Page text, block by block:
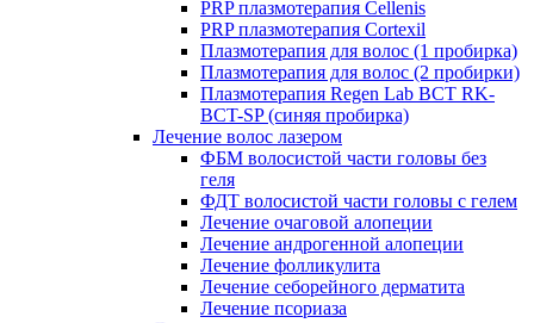
PRP плазмотерапия Cellenis
PRP плазмотерапия Cortexil
Плазмотерапия для волос (1 пробирка)
Плазмотерапия для волос (2 пробирки)
Плазмотерапия Regen Lab BCT RK-
BCT-SP (синяя пробирка)
Лечение волос лазером
ФБМ волосистой части головы без
геля
ФДТ волосистой части головы с гелем
Лечение очаговой алопеции
Лечение андрогенной алопеции
Лечение фолликулита
Лечение себорейного дерматита
Лечение псориаза